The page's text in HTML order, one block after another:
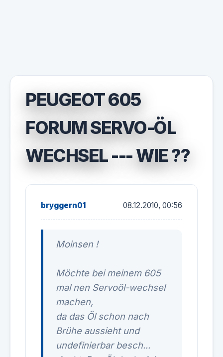
PEUGEOT 605
FORUM SERVO-ÖL
WECHSEL --- WIE ??
bryggern01 08.12.2010, 00:56
Moinsen !
Möchte bei meinem 605
mal nen Servoöl-wechsel
machen,
da das Öl schon nach
Brühe aussieht und
undefinierbar besch...